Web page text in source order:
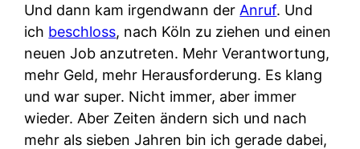
Und dann kam irgendwann der Anruf. Und
ich beschloss, nach Köln zu ziehen und einen
neuen Job anzutreten. Mehr Verantwortung,
mehr Geld, mehr Herausforderung. Es klang
und war super. Nicht immer, aber immer
wieder. Aber Zeiten ändern sich und nach
mehr als sieben Jahren bin ich gerade dabei,